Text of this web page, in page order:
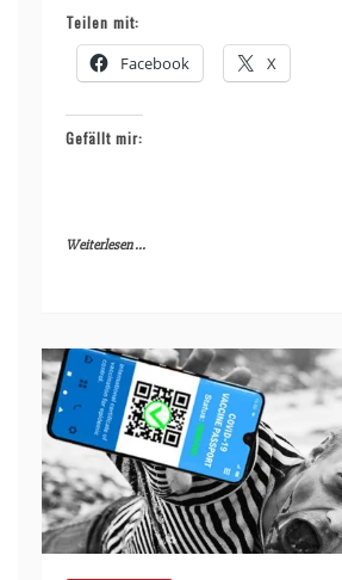
Teilen mit:
Facebook X
Gefällt mir:
Weiterlesen ...